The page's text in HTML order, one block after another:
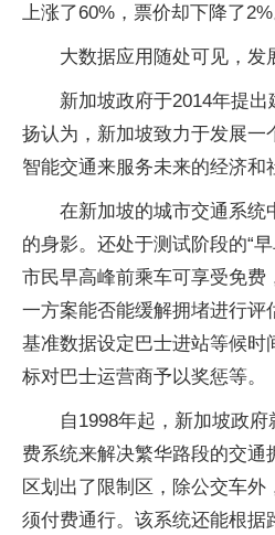
上涨了60%，票价却下降了2%
大数据应用随处可见，发
新加坡政府于2014年提
扬认为，新加坡致力于发展一
智能交通来服务未来的经济和
在新加坡的城市交通系统
的身影。还处于测试阶段的“
市民早高峰前乘车可享受免费
一方案能否能缓解拥堵进行评
基准数据设定巴士进站等候时
标对巴士运营商予以奖惩等。
自1998年起，新加坡政
费系统来解决繁华路段的交通
区划出了限制区，除公交车
须付费通行。该系统还能根据